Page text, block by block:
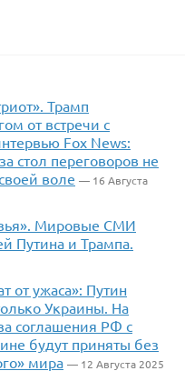
Трамп
от встречи с
Fox News:
стол переговоров не
воле — 16 Августа
Мировые СМИ
Путина и Трампа.
от ужаса»: Путин
Украины. На
соглашения РФ с
будут приняты без
мира — 12 Августа 2025